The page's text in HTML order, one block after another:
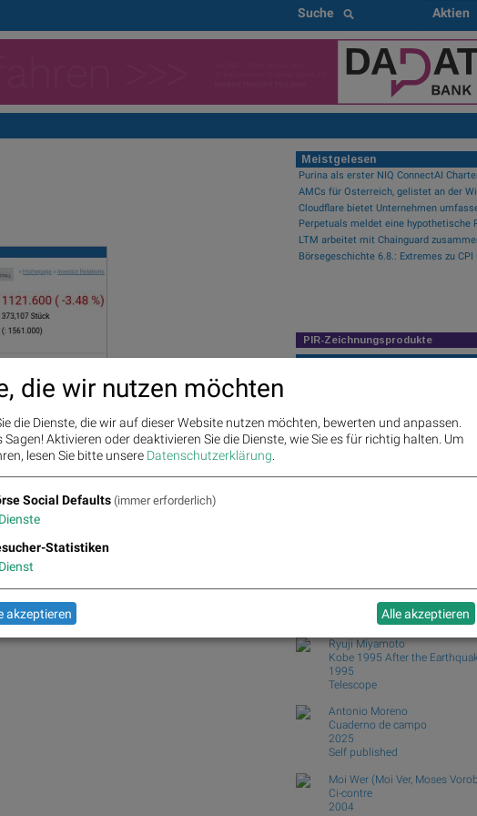
Suche
Porsche Automobil Holding, DAIMLER
Meistgelesen
AMCs für Österreich, gelistet an der
PIR-Zeichnungsprodukte
Newsflow
Wiener Börse: ATX geht 0,61 Prozent
Wiener Börse Nebenwerte-Blick:
Zehn Vokabeln für ein Börsen-Debüt:
Wie Bajaj Mobility AG, Marinomed
Wie VIG, AT&S, Lenzing, CA Immo,
Analysten zu Kontron: "Solides
Atlantic
Ryuji Miyamoto
Kobe 1995 After the
1995
Telescope
Antonio Moreno
Cuaderno de campo
2025
Self published
Moi Wer (Moi Ver, Moses
Ci-contre
2004
die wir nutzen möchten
die Dienste, die wir auf dieser Website nutzen möchten, bewerten und anpassen.
Sagen! Aktivieren oder deaktivieren Sie die Dienste, wie Sie es für richtig halten. Um
lesen Sie bitte unsere Datenschutzerklärung.
Social Defaults (immer erforderlich)
Dienste
Statistiken
Dienst
akzeptieren Alle akzeptieren